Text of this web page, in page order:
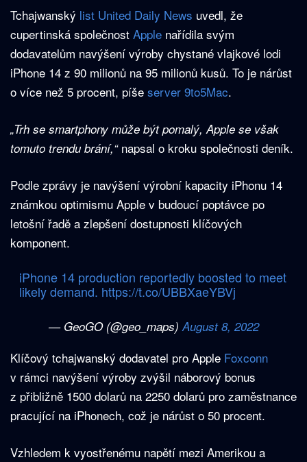
Tchajwanský list United Daily News uvedl, že
cupertinská společnost Apple nařídila svým
dodavatelům navýšení výroby chystané vlajkové lodi
iPhone 14 z 90 milionů na 95 milionů kusů. To je nárůst
o více než 5 procent, píše server 9to5Mac.
„Trh se smartphony může být pomalý, Apple se však
tomuto trendu brání,“napsal o kroku společnosti deník.
Podle zprávy je navýšení výrobní kapacity iPhonu 14
známkou optimismu Apple v budoucí poptávce po
letošní řadě a zlepšení dostupnosti klíčových
komponent.
iPhone 14 production reportedly boosted to meet
likely demand. https://t.co/UBBXaeYBVj
— GeoGO (@geo_maps)August 8, 2022
Klíčový tchajwanský dodavatel pro Apple Foxconn
v rámci navýšení výroby zvýšil náborový bonus
z přibližně 1500 dolarů na 2250 dolarů pro zaměstnance
pracující na iPhonech, což je nárůst o 50 procent.
Vzhledem k vyostřenému napětí mezi Amerikou a